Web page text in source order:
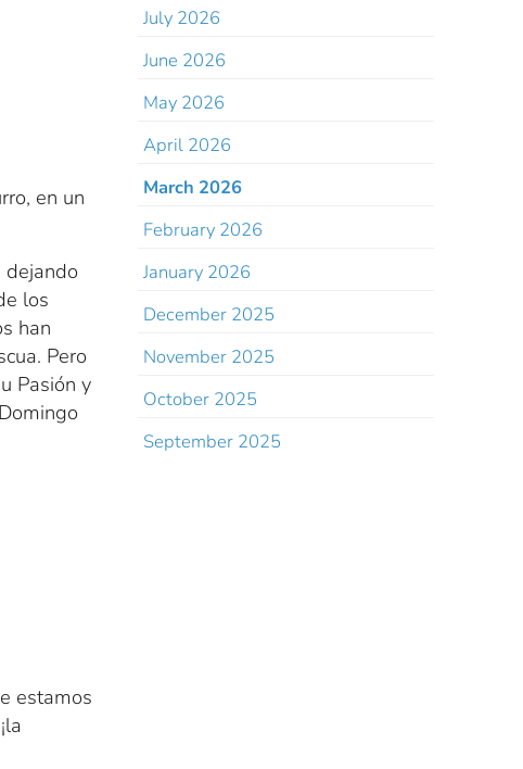
en un
dejando
los
han
Pero
Pasión y
estamos
July 2026
June 2026
May 2026
April 2026
March 2026
February 2026
January 2026
December 2025
November 2025
October 2025
September 2025